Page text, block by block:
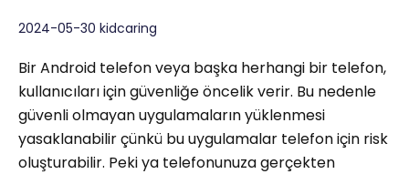
2024-05-30 kidcaring
Bir Android telefon veya başka herhangi bir telefon,
kullanıcıları için güvenliğe öncelik verir. Bu nedenle
güvenli olmayan uygulamaların yüklenmesi
yasaklanabilir çünkü bu uygulamalar telefon için risk
oluşturabilir. Peki ya telefonunuza gerçekten